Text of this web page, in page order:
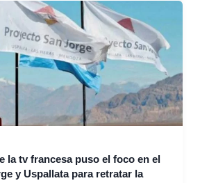
la tv francesa puso el foco en el
y Uspallata para retratar la